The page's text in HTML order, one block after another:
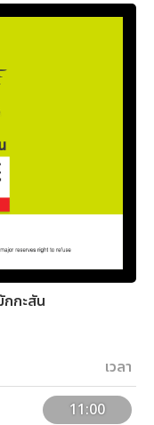
กะสัน
เวลา
11:00